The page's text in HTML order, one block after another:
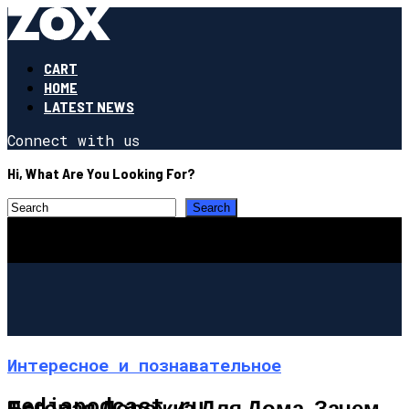
CART
HOME
LATEST NEWS
Connect with us
Hi, What Are You Looking For?
Интересное и познавательное